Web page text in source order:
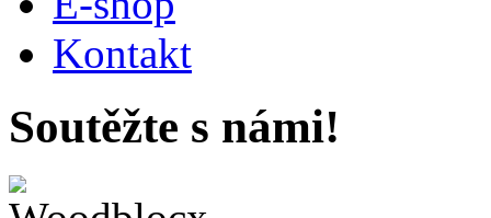
Kontakt
Soutěžte s námi!